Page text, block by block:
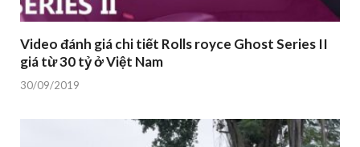
Video đánh giá chi tiết Rolls royce Ghost Series II
giá từ 30 tỷ ở Việt Nam
30/09/2019